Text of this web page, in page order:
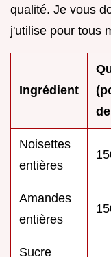
qualité. Je vous
j'utilise pour tous
Ingrédient
Noisettes
entières
Amandes
entières
Sucre